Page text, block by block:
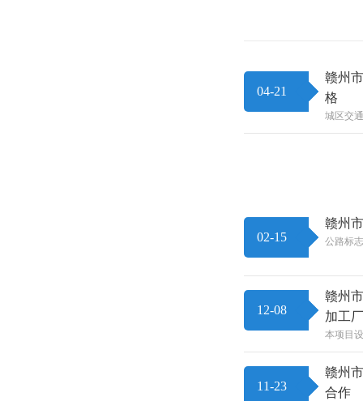
04-21
赣州
格
城区交
02-15
赣州
公路标
12-08
赣州
加工厂
本项目
11-23
赣州
合作